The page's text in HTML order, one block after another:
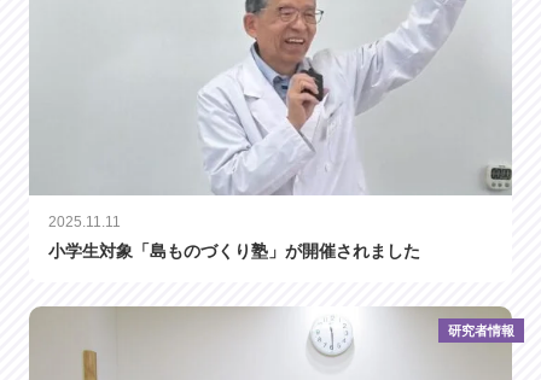
2025.11.11
小学生対象「島ものづくり塾」が開催されました
研究者情報